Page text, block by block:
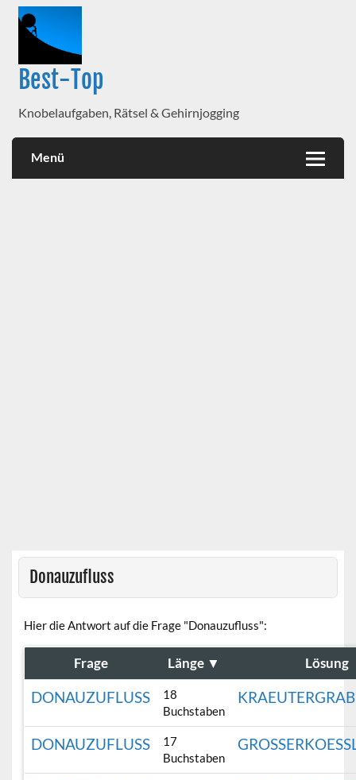
Best-Top
Knobelaufgaben, Rätsel & Gehirnjogging
Menü
Donauzufluss
Hier die Antwort auf die Frage "Donauzufluss":
Frage Länge ▼ Lösung
DONAUZUFLUSS
18
Buchstaben
DONAUZUFLUSS
17
Buchstaben